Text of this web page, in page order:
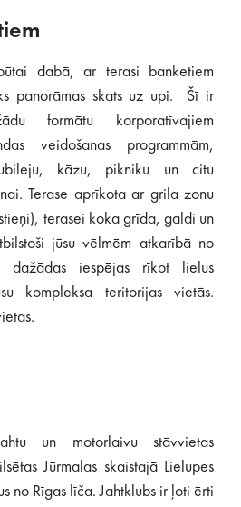
dabā, ar terasi banketiem
panorāmas skats uz upi. Šī ir
formātu korporatīvajiem
veidošanas programmām,
kāzu, pikniku un citu
Terase aprīkota ar grila zonu
terasei koka grīda, galdi un
jūsu vēlmēm atkarībā no
dažādas iespējas rīkot lielus
kompleksa teritorijas vietās.
un motorlaivu stāvvietas
Jūrmalas skaistajā Lielupes
no Rīgas līča. Jahtklubs ir ļoti ērti